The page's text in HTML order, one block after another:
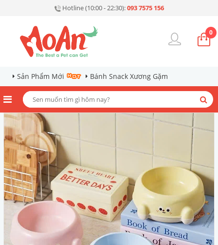
Hotline (10:00 - 22:30):093 7575 156
0
Sản Phẩm Mới Bánh Snack Xương Gặm